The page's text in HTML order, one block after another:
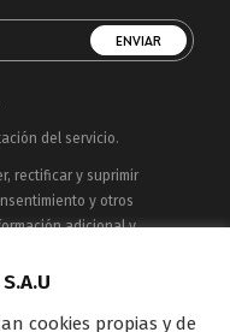
del servicio.
rectificar y suprimir
y otros
adicional y
España
cookies propias y de